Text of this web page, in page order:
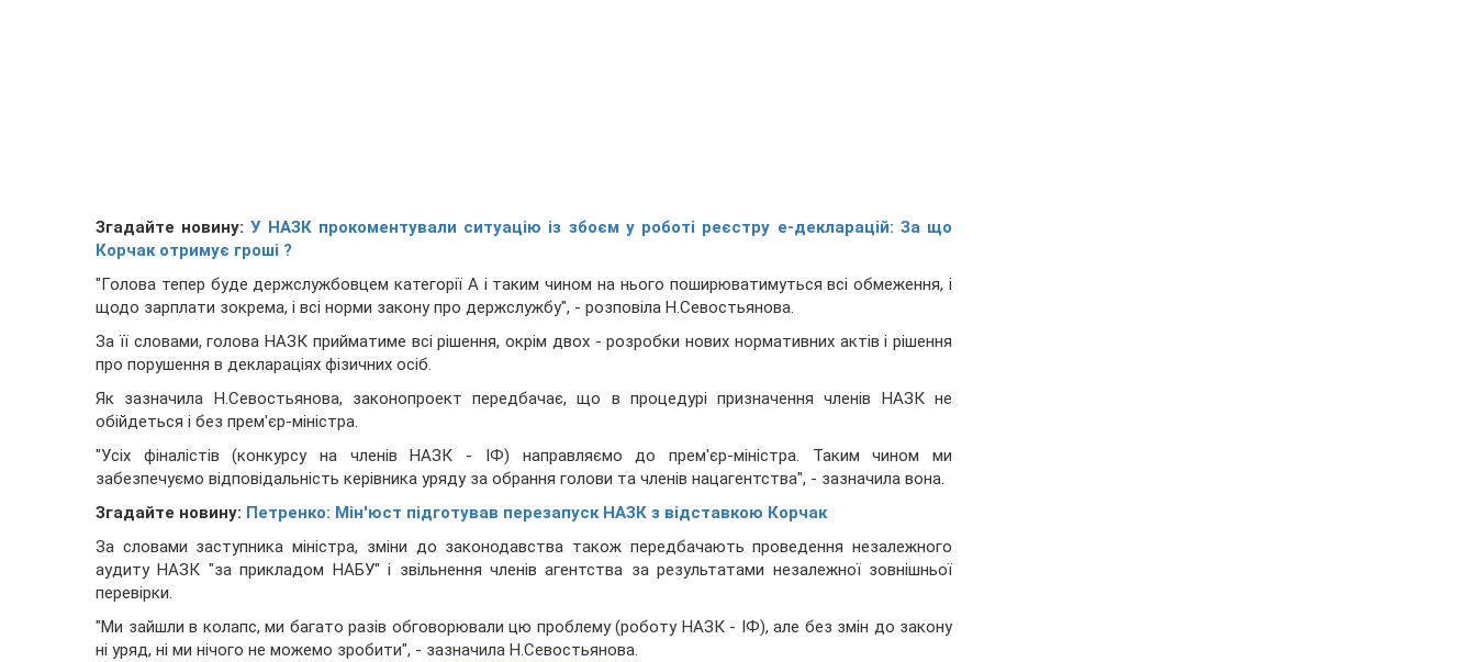
Згадайте новину:У НАЗК прокоментували ситуацію із збоєм у роботі реєстру е-декларацій: За що
Корчак отримує гроші ?
"Голова тепер буде держслужбовцем категорії А і таким чином на нього поширюватимуться всі обмеження, і
щодо зарплати зокрема, і всі норми закону про держслужбу", - розповіла Н.Севостьянова.
За її словами, голова НАЗК прийматиме всі рішення, окрім двох - розробки нових нормативних актів і рішення
про порушення в деклараціях фізичних осіб.
Як зазначила Н.Севостьянова, законопроект передбачає, що в процедурі призначення членів НАЗК не
обійдеться і без прем'єр-міністра.
"Усіх фіналістів (конкурсу на членів НАЗК - ІФ) направляємо до прем'єр-міністра. Таким чином ми
забезпечуємо відповідальність керівника уряду за обрання голови та членів нацагентства", - зазначила вона.
Згадайте новину: Петренко: Мін'юст підготував перезапуск НАЗК з відставкою Корчак
За словами заступника міністра, зміни до законодавства також передбачають проведення незалежного
аудиту НАЗК "за прикладом НАБУ" і звільнення членів агентства за результатами незалежної зовнішньої
перевірки.
"Ми зайшли в колапс, ми багато разів обговорювали цю проблему (роботу НАЗК - ІФ), але без змін до закону
ні уряд, ні ми нічого не можемо зробити", - зазначила Н.Севостьянова.